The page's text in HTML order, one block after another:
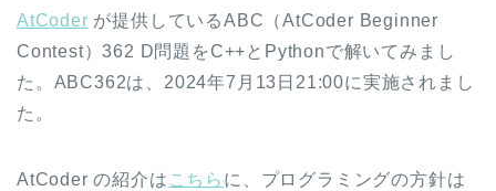
AtCoder が提供しているABC（AtCoder Beginner
Contest）362 D問題をC++とPythonで解いてみまし
た。ABC362は、2024年7月13日21:00に実施されまし
た。
AtCoder の紹介は こちら に、プログラミングの方針は